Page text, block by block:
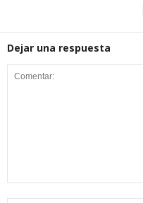
Dejar una respuesta